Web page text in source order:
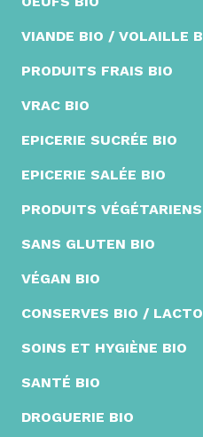
VIANDE BIO / VOLAILLE
PRODUITS FRAIS BIO
VRAC BIO
EPICERIE SUCRÉE BIO
EPICERIE SALÉE BIO
PRODUITS
SANS GLUTEN BIO
VÉGAN BIO
CONSERVES BIO /
SOINS ET HYGIÈNE BIO
SANTÉ BIO
DROGUERIE BIO